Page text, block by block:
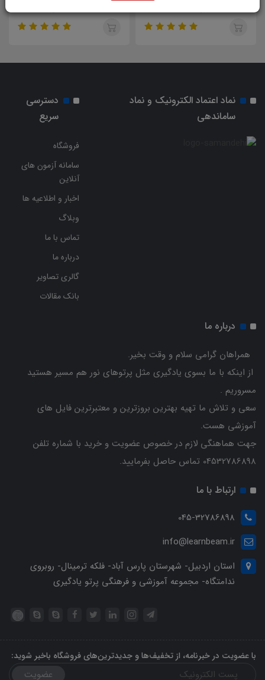
نیمرخ شناختی
نماد اعتماد الکترونیک و نماد
ساماندهی
دسترسی
سریع
فروشگاه
سامانه آزمون های
آنلاین
اخبار و اطلاعیه ها
وبلاگ
تماس با ما
درباره ما
گالری تصاویر
بانک مقالات
درباره ما
همراهان گرامی سلام و وقت بخیر.
از اینکه با ما بسوی یادگیری مثل پرتوهای نور هم مسیر هستید
مسروریم .
سعی و تلاش ما تهیه بهترین بروزترین و معتبرترین فایل های
آموزشی هست.
جهت هماهنگی لازم در خصوص عضویت و خرید با شماره تلفن
04532786898 تماس حاصل بفرمایید.
ارتباط با ما
045-32786898
info@learnbeam.ir
استان اردبیل- شهرستان پارس آباد- فلکه ترمینال- روبروی
ندامتگاه- مجموعه آموزشی و فرهنگی پرتو یادگیری
با عضویت در خبرنامه، از تخفیف‌ها و جدیدترین‌های فروشگاه باخبر شوید:
عضویت